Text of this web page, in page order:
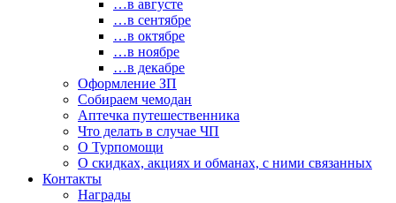
…в августе
…в сентябре
…в октябре
…в ноябре
…в декабре
Оформление ЗП
Собираем чемодан
Аптечка путешественника
Что делать в случае ЧП
О Турпомощи
О скидках, акциях и обманах, с ними связанных
Контакты
Награды